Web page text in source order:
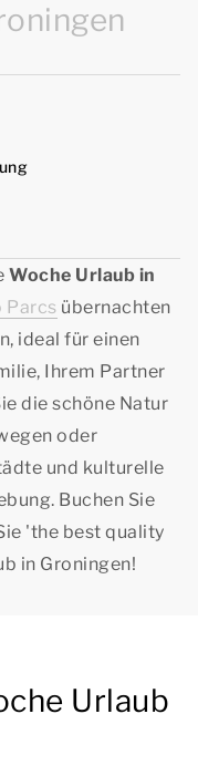
Woche Urlaub in
Parcs übernachten
ideal für einen
Ihrem Partner
die schöne Natur
oder
und kulturelle
Buchen Sie
'the best quality
in Groningen!
Urlaub